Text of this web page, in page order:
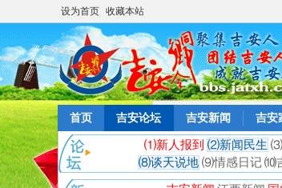
设为首页 收藏本站
首页 吉安论坛 吉安新闻 吉安
⑴新人报到 ⑵新闻民生 ⑶
⑻谈天说地 ⑼情感日记 ⑽